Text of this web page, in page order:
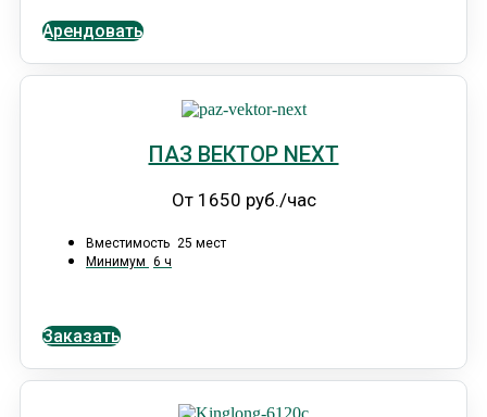
Арендовать
ПАЗ ВЕКТОР NEXT
От 1650 руб./час
Вместимость 25 мест
Минимум 6 ч
Заказать